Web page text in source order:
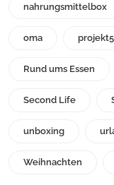
nahrungsmittelbox
oma
Rund ums Essen
Second Life
unboxing
Weihnachten